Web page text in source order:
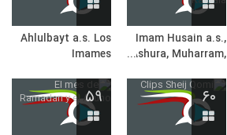
Imam Husain a.s.,
Ashura, Muharram,
Ahlulbayt a.s. Los
Imames
۶۰ ۵۹